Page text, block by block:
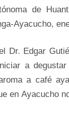
de
Ayacucho,
Dr. Edgar
a
a café
en Ayacucho